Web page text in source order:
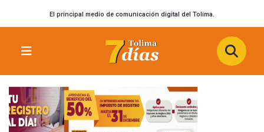
El principal medio de comunicación digital del Tolima.